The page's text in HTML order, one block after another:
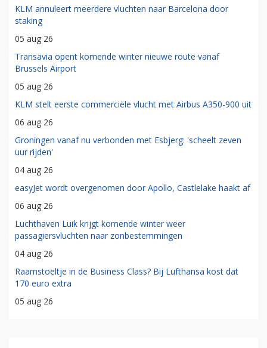
KLM annuleert meerdere vluchten naar Barcelona door
staking
05 aug 26
Transavia opent komende winter nieuwe route vanaf
Brussels Airport
05 aug 26
KLM stelt eerste commerciële vlucht met Airbus A350-900 uit
06 aug 26
Groningen vanaf nu verbonden met Esbjerg: 'scheelt zeven
uur rijden'
04 aug 26
easyJet wordt overgenomen door Apollo, Castlelake haakt af
06 aug 26
Luchthaven Luik krijgt komende winter weer
passagiersvluchten naar zonbestemmingen
04 aug 26
Raamstoeltje in de Business Class? Bij Lufthansa kost dat
170 euro extra
05 aug 26